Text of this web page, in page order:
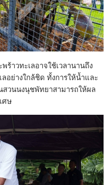
ร้าวทะเลอาจใช้เวลานานถึง
อย่างใกล้ชิด ทั้งการให้น้ำและ
วนนงนุชพัทยาสามารถให้ผล
ศษ